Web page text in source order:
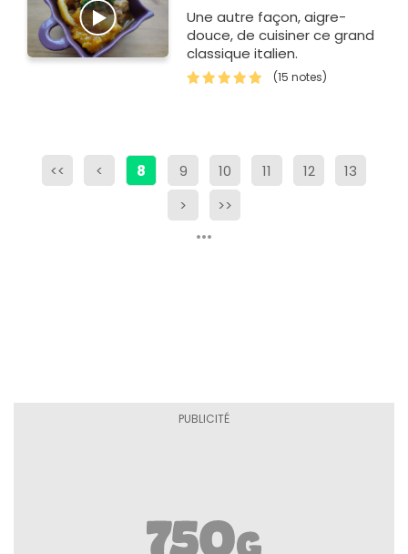
Une autre façon, aigre-
douce, de cuisiner ce grand
classique italien.
(15 notes)
<< < 8 9 10 11 12
13
>
>>